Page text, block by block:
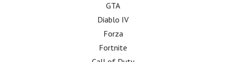
GTA
Diablo IV
Forza
Fortnite